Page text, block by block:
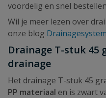
voordelig en snel
Wil je meer lezen over
onze blog
Drainage T-stuk 45
drainage
Het drainage T-stuk 45
PP materiaal en is zwart